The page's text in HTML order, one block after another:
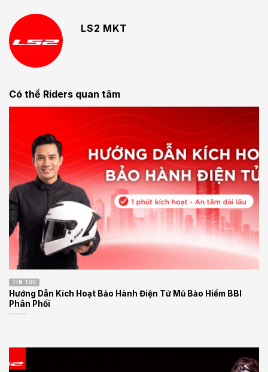
LS2 MKT
Có thể Riders quan tâm
TIN TỨC
Hướng Dẫn Kích Hoạt Bảo Hành Điện Tử Mũ Bảo Hiểm BBI
Phân Phối